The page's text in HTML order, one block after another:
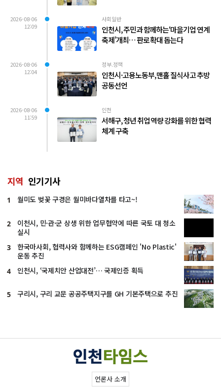
2026-08-06
12:09
사회일반
인천시, 주민과 함께하는‘마을기업 연계
축제’개최… 판로 확대 돕는다
2026-08-06
12:04
정부.정책
인천시·고용노동부, 맨홀 질식사고 추방
공동선언
2026-08-06
11:59
인천
서해구, 청년 취업 역량 강화를 위한 협력
체계 구축
지역 인기기사
1 월미도 벚꽃 구경은 월미바다열차를 타고~!
2
이천시, 민·관·군 상생 위한 업무협약에 따른 국토 대 청소
실시
3
한국마사회, 협력사와 함께하는 ESG캠페인 'No Plastic'
운동 추진
4 인천시, ‘국제치안 산업대전’… 국제인증 획득
5 구리시, 구리 교문 공공주택지구를 GH 기본주택으로 추진
언론사 소개